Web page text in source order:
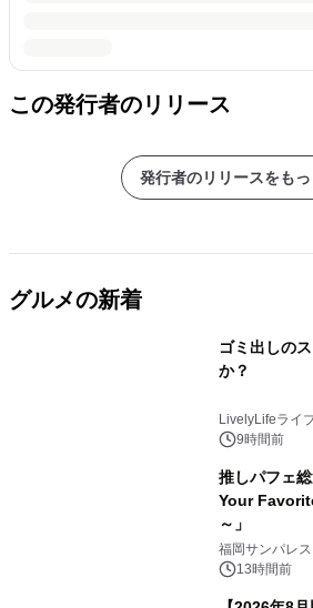
この発行者のリリース
発行者のリリースをも
グルメの新着
ゴミ出しの
か？
LivelyLifeライ
9時間前
推しパフェ
Your
～」
福岡サンパレ
13時間前